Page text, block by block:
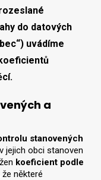
do datových
uvádíme
a
stanovených
jejich obci stanoven
koeficient podle
některé